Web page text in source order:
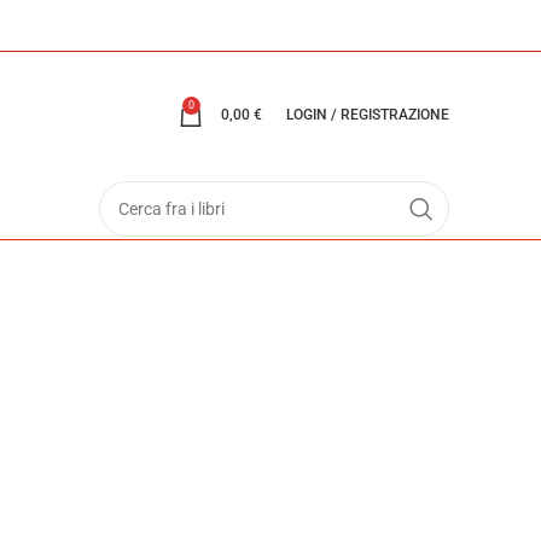
0
0,00 € LOGIN / REGISTRAZIONE